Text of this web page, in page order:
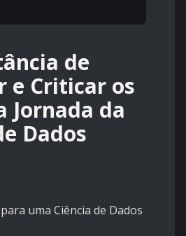
de
e Criticar os
Jornada da
Dados
uma Ciência de Dados